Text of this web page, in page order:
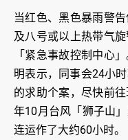
当红色、黑色暴雨警
及八号或以上热带气
「紧急事故控制中心
明表示，同事会24小
的求助个案，尽快前
年10月台风「狮子山
连运作了大约60小时。